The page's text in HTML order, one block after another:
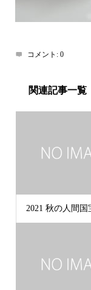
コメント: 0
関連記事一覧
2021 秋の人間国